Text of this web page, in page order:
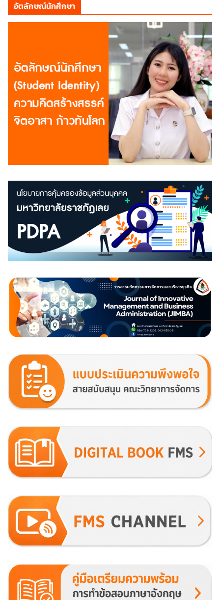
อัตลักษณ์นักศึกษา